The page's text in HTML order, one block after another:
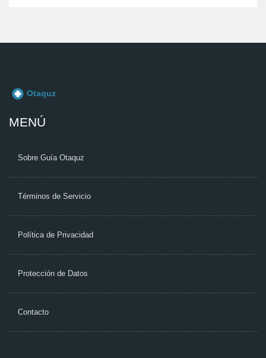
MENÚ
Sobre Guía Otaquz
Términos de Servicio
Política de Privacidad
Protección de Datos
Contacto